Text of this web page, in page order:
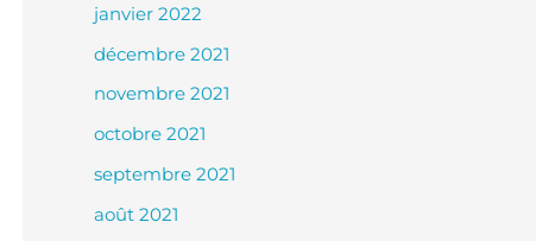
janvier 2022
décembre 2021
novembre 2021
octobre 2021
septembre 2021
août 2021